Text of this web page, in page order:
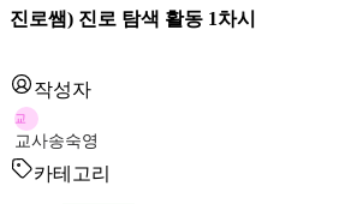
진로쌤) 진로 탐색 활동 1차시
작성자
교
교사송숙영
카테고리